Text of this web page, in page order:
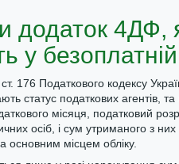
додаток 4ДФ,
у безоплатній
176 Податкового кодексу
статус податкових агентів,
місяця, податковий
осіб, і сум утриманого з
основним місцем обліку.